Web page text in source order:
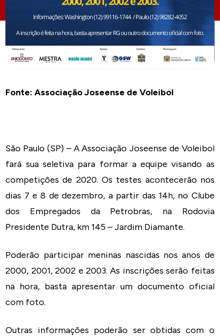
Fonte: Associação Joseense de Voleibol
São Paulo (SP) – A Associação Joseense de Voleibol
fará sua seletiva para formar a equipe visando as
competições de 2020. Os testes acontecerão nos
dias 7 e 8 de dezembro, a partir das 14h, no Clube
dos Empregados da Petrobras, na Rodovia
Presidente Dutra, km 145 – Jardim Diamante.
Poderão participar meninas nascidas nos anos de
2000, 2001, 2002 e 2003. As inscrições serão feitas
na hora, basta apresentar um documento oficial
com foto.
Outras informações poderão ser obtidas com o